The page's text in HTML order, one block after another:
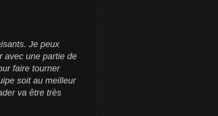
Je peux
avec une partie de
faire tourner
soit au meilleur
va être très